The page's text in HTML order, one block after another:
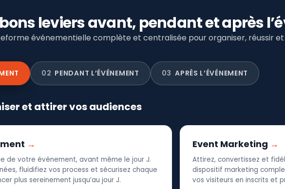
leviers avant, pendant et après
événementielle complète et centralisée pour organiser, réussir
02 PENDANT L’ÉVÉNEMENT 03 APRÈS L’ÉVÉNEMENT
et attirer vos audiences
de votre événement, avant même le jour J.
fluidifiez vos process et sécurisez chaque
plus sereinement jusqu’au jour J.
Event Marketing
Attirez, convertissez et
dispositif marketing
vos visiteurs en inscrits et